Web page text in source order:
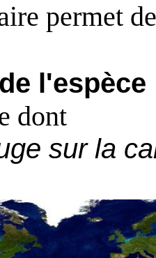
permet
l'espèce
dont
sur la